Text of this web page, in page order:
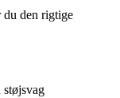
du den rigtige